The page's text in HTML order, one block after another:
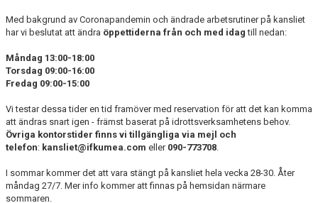
FÖRSÄKRING / SKADOR
Med bakgrund av Coronapandemin och ändrade arbetsrutiner på kansliet
har vi beslutat att ändra öppettiderna från och med idag till nedan:
Måndag 13:00-18:00
Torsdag 09:00-16:00
Fredag 09:00-15:00
Vi testar dessa tider en tid framöver med reservation för att det kan komma
att ändras snart igen - främst baserat på idrottsverksamhetens behov.
Övriga kontorstider finns vi tillgängliga via mejl och
telefon: kansliet@ifkumea.com eller 090-773708.
I sommar kommer det att vara stängt på kansliet hela vecka 28-30. Åter
måndag 27/7. Mer info kommer att finnas på hemsidan närmare
sommaren.